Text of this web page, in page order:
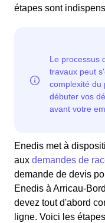
étapes sont
Enedis met à
aux demandes de
demande de devis
Enedis à Arricau-
devez tout d'abord
ligne. Voici les